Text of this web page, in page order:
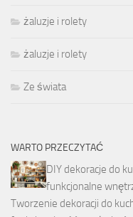
żaluzje i rolety
żaluzje i rolety
Ze świata
WARTO PRZECZYTAĆ
DIY dekoracje do
funkcjonalne
Tworzenie dekoracji do